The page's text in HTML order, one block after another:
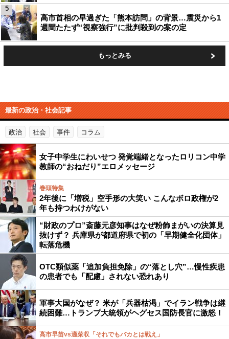
高市首相の早過ぎた「熊本訪問」の背景…震災から1
週間たたず“視察強行”に批判殺到の案の定
5
もっとみる
最新の政治・社会記事
政治 社会 事件 コラム
女子中学生にわいせつ 発覚端緒となったロリコン中学
教師の“おねだり”エロメッセージ
巻頭特集
2年後に「増税」空手形の大笑い こんなボロ政権が2
年も持つわけがない
“財政のプロ”斎藤元彦知事はなぜ粉飾まがいの決算見
抜けず？ 兵庫県が都道府県で初の「早期健全化団体」
転落危機
OTC類似薬「追加負担免除」の“落とし穴”…慢性疾患
の患者でも「配慮」されない恐れあり
軍事大国がなぜ？ 米が「兵器枯渇」でイラン戦争は継
続困難…トランプ大統領がヘグセス国防長官に激怒！
高市早苗vs適菜収「それでもバカとは戦え」